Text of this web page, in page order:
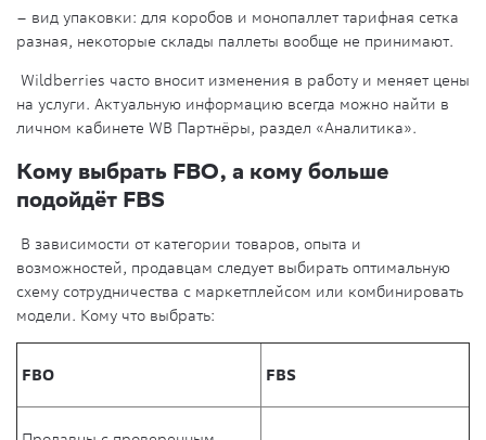
– вид упаковки: для коробов и монопаллет тарифная сетка
разная, некоторые склады паллеты вообще не принимают.
Wildberries часто вносит изменения в работу и меняет цены
на услуги. Актуальную информацию всегда можно найти в
личном кабинете WB Партнёры, раздел «Аналитика».
Кому выбрать FBO, а кому больше
подойдёт FBS
В зависимости от категории товаров, опыта и
возможностей, продавцам следует выбирать оптимальную
схему сотрудничества с маркетплейсом или комбинировать
модели. Кому что выбрать:
FBO FBS